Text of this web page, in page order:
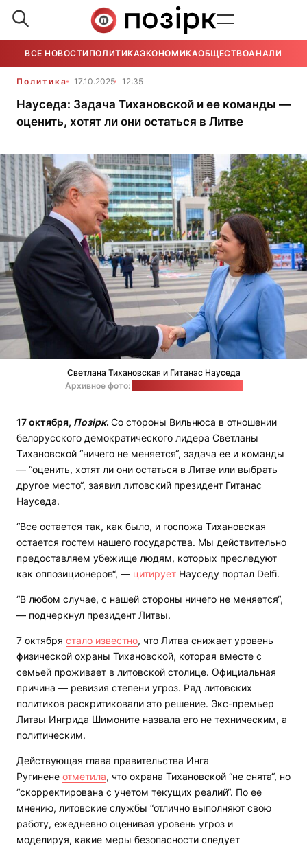
ВСЕ НОВОСТИ ПОЛИТИКАЭКОНОМИКАОБЩЕСТВОАНАЛИТИКА
Политика 17.10.2025 12:35
Науседа: Задача Тихановской и ее команды —
оценить, хотят ли они остаться в Литве
Светлана Тихановская и Гитанас Науседа
Архивное фото:
17 октября, Позірк. Со стороны Вильнюса в отношении
белорусского демократического лидера Светланы
Тихановской “ничего не меняется“, задача ее и команды
— “оценить, хотят ли они остаться в Литве или выбрать
другое место“, заявил литовский президент Гитанас
Науседа.
“Все остается так, как было, и госпожа Тихановская
остается гостем нашего государства. Мы действительно
предоставляем убежище людям, которых преследуют
как оппозиционеров“, — цитирует Науседу портал Delfi.
“В любом случае, с нашей стороны ничего не меняется“,
— подчеркнул президент Литвы.
7 октября стало известно, что Литва снижает уровень
физической охраны Тихановской, которая вместе с
семьей проживает в литовской столице. Официальная
причина — ревизия степени угроз. Ряд литовских
политиков раскритиковали это решение. Экс-премьер
Литвы Ингрида Шимоните назвала его не техническим, а
политическим.
Действующая глава правительства Инга
Ругинене отметила, что охрана Тихановской “не снята“, но
“скорректирована с учетом текущих реалий“. По ее
мнению, литовские службы “отлично выполняют свою
работу, ежедневно оценивая уровень угроз и
моделируя, какие меры безопасности следует